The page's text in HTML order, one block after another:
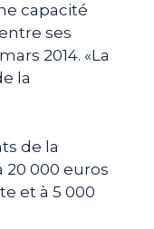
capacité
ses
2014. «La
la
de la
20 000 euros
et à 5 000